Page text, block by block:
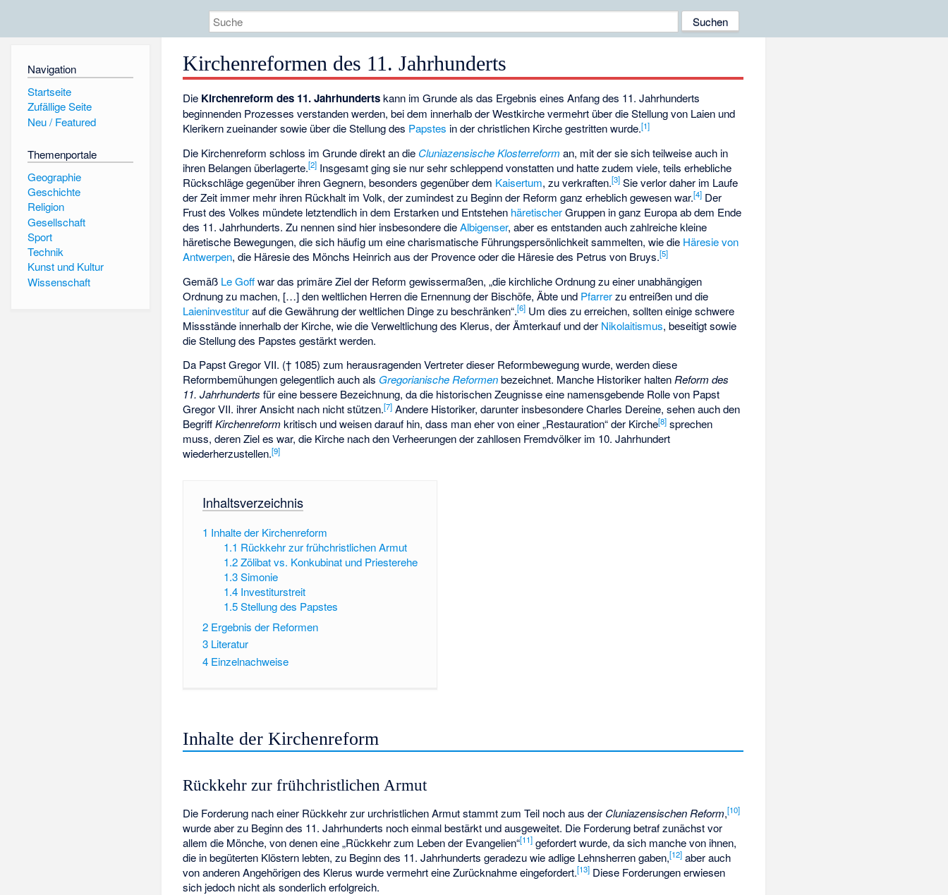
Navigation
Startseite
Zufällige Seite
Neu / Featured
Themenportale
Geographie
Geschichte
Religion
Gesellschaft
Sport
Technik
Kunst und Kultur
Wissenschaft
Kirchenreformen des 11. Jahrhunderts
Die Kirchenreform des 11. Jahrhundertskann im Grunde als das Ergebnis eines Anfang des 11. Jahrhunderts
beginnenden Prozesses verstanden werden, bei dem innerhalb der Westkirche vermehrt über die Stellung von Laien und
Klerikern zueinander sowie über die Stellung des Papstes in der christlichen Kirche gestritten wurde.[1]
Die Kirchenreform schloss im Grunde direkt an die Cluniazensische Klosterreform an, mit der sie sich teilweise auch in
ihren Belangen überlagerte.[2] Insgesamt ging sie nur sehr schleppend vonstatten und hatte zudem viele, teils erhebliche
Rückschläge gegenüber ihren Gegnern, besonders gegenüber dem Kaisertum, zu verkraften.[3] Sie verlor daher im Laufe
der Zeit immer mehr ihren Rückhalt im Volk, der zumindest zu Beginn der Reform ganz erheblich gewesen war.[4] Der
Frust des Volkes mündete letztendlich in dem Erstarken und Entstehen häretischerGruppen in ganz Europa ab dem Ende
des 11. Jahrhunderts. Zu nennen sind hier insbesondere dieAlbigenser, aber es entstanden auch zahlreiche kleine
häretische Bewegungen, die sich häufig um eine charismatische Führungspersönlichkeit sammelten, wie die Häresie von
Antwerpen, die Häresie des Mönchs Heinrich aus der Provence oder die Häresie des Petrus von Bruys.[5]
Gemäß Le Goffwar das primäre Ziel der Reform gewissermaßen, „die kirchliche Ordnung zu einer unabhängigen
Ordnung zu machen, […] den weltlichen Herren die Ernennung der Bischöfe, Äbte und Pfarrerzu entreißen und die
Laieninvestiturauf die Gewährung der weltlichen Dinge zu beschränken“.[6] Um dies zu erreichen, sollten einige schwere
Missstände innerhalb der Kirche, wie die Verweltlichung des Klerus, der Ämterkauf und der Nikolaitismus, beseitigt sowie
die Stellung des Papstes gestärkt werden.
Da Papst Gregor VII. († 1085) zum herausragenden Vertreter dieser Reformbewegung wurde, werden diese
Reformbemühungen gelegentlich auch als Gregorianische Reformenbezeichnet. Manche Historiker haltenReform des
11. Jahrhunderts für eine bessere Bezeichnung, da die historischen Zeugnisse eine namensgebende Rolle von Papst
Gregor VII. ihrer Ansicht nach nicht stützen.[7] Andere Historiker, darunter insbesondere Charles Dereine, sehen auch den
BegriffKirchenreform kritisch und weisen darauf hin, dass man eher von einer „Restauration“ der Kirche[8] sprechen
muss, deren Ziel es war, die Kirche nach den Verheerungen der zahllosen Fremdvölker im 10. Jahrhundert
wiederherzustellen.[9]
Inhaltsverzeichnis
1 Inhalte der Kirchenreform
1.1 Rückkehr zur frühchristlichen Armut
1.2 Zölibat vs. Konkubinat und Priesterehe
1.3 Simonie
1.4 Investiturstreit
1.5 Stellung des Papstes
2 Ergebnis der Reformen
3 Literatur
4 Einzelnachweise
Inhalte der Kirchenreform
Rückkehr zur frühchristlichen Armut
Die Forderung nach einer Rückkehr zur urchristlichen Armut stammt zum Teil noch aus der Cluniazensischen Reform,[10]
wurde aber zu Beginn des 11. Jahrhunderts noch einmal bestärkt und ausgeweitet. Die Forderung betraf zunächst vor
allem die Mönche, von denen eine „Rückkehr zum Leben der Evangelien“[11] gefordert wurde, da sich manche von ihnen,
die in begüterten Klöstern lebten, zu Beginn des 11. Jahrhunderts geradezu wie adlige Lehnsherren gaben,[12] aber auch
von anderen Angehörigen des Klerus wurde vermehrt eine Zurücknahme eingefordert.[13] Diese Forderungen erwiesen
sich jedoch nicht als sonderlich erfolgreich.